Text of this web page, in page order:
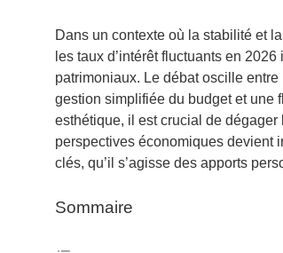
Dans un contexte où la stabilité et
les taux d’intérêt fluctuants en
patrimoniaux. Le débat oscille entre
gestion simplifiée du budget et une
esthétique, il est crucial de
perspectives économiques devient
clés, qu’il s’agisse des apports
Sommaire